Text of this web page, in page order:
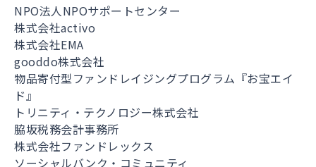
NPO法人NPOサポートセンター
株式会社activo
株式会社EMA
gooddo株式会社
物品寄付型ファンドレイジングプログラム『お宝エイ
ド』
トリニティ・テクノロジー株式会社
脇坂税務会計事務所
株式会社ファンドレックス
ソーシャルバンク・コミュニティ